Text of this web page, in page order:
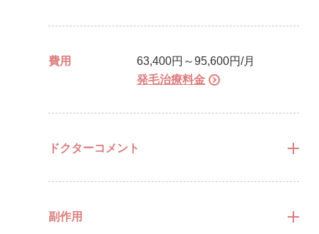
費用
63,400円～95,600円/月
発毛治療料金
ドクターコメント
副作用